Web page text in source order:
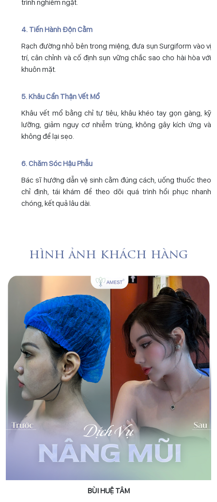
trình nghiêm ngặt.
4. Tiến Hành Độn Cằm
Rạch đường nhỏ bên trong miệng, đưa sụn Surgiform vào vị
trí, cân chỉnh và cố định sụn vững chắc sao cho hài hòa với
khuôn mặt.
5. Khâu Cẩn Thận Vết Mổ
Khâu vết mổ bằng chỉ tự tiêu, khâu khéo tay gọn gàng, kỹ
lưỡng, giảm nguy cơ nhiễm trùng, không gây kích ứng và
không để lại sẹo.
6. Chăm Sóc Hậu Phẫu
Bác sĩ hướng dẫn vệ sinh cằm đúng cách, uống thuốc theo
chỉ định, tái khám để theo dõi quá trình hồi phục nhanh
chóng, kết quả lâu dài.
hình ảnh khách hàng
BÙI HUỆ TÂM